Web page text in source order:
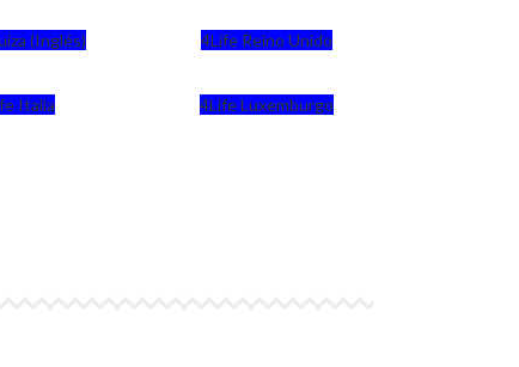
(Inglés) 4Life Reino Unido
Italia 4Life Luxemburgo